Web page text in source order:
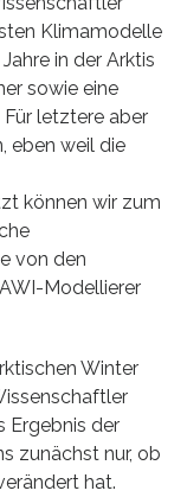
Klimamodelle
in der Arktis
sowie eine
letztere aber
eben weil die
können wir zum
von den
Modellierer
Winter
Ergebnis der
zunächst nur, ob
hat.